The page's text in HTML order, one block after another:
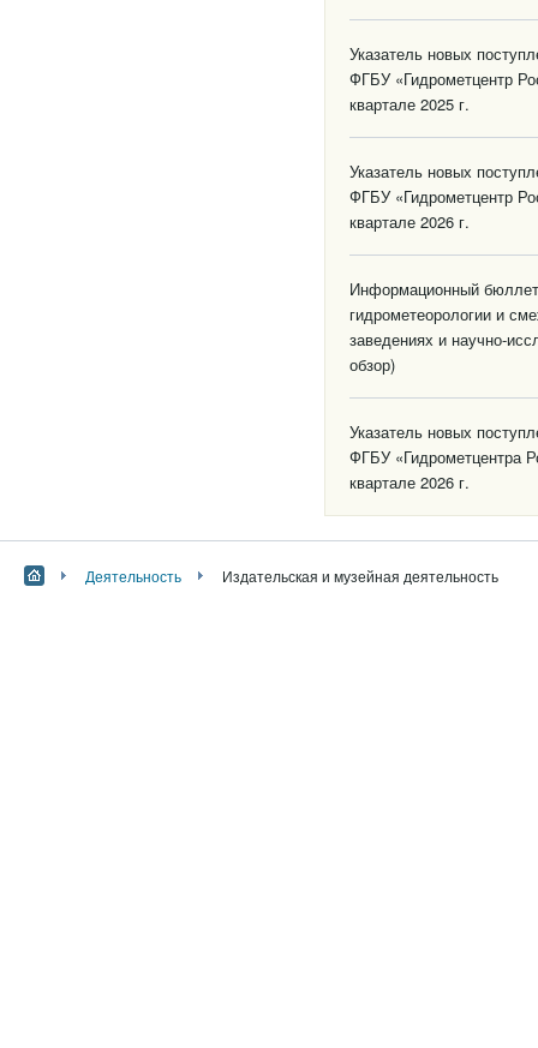
Указатель новых
ФГБУ «Гидрометцентр
квартале 2025 г.
Указатель новых
ФГБУ «Гидрометцентр
квартале 2026 г.
Информационный
гидрометеорологии и
заведениях и научно-
обзор)
Указатель новых
ФГБУ «Гидрометцентра
квартале 2026 г.
Деятельность Издательская и музейная деятельность